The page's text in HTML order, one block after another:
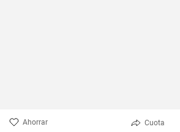
Ahorrar Cuota